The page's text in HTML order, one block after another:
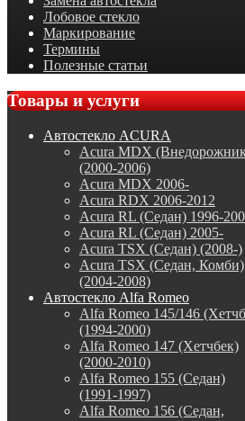
Лобовое стекло
Маркирование
Термины
Полезные статьи
Товарыи услуги
Автостекло ACURA
Acura MDX
(2000-2006)
Acura MDX 2006-
Acura RDX 2006-2012
Acura RL (Седан) 1996-
Acura RL (Седан) 2005-
Acura TSX (Седан) (2008-)
Acura TSX (Седан, Комби)
(2004-2008)
Автостекло Alfa Romeo
Alfa Romeo 145/146
(1994-2000)
Alfa Romeo 147 (Хетчбек)
(2000-2010)
Alfa Romeo 155 (Седан)
(1991-1997)
Alfa Romeo 156 (Седан,